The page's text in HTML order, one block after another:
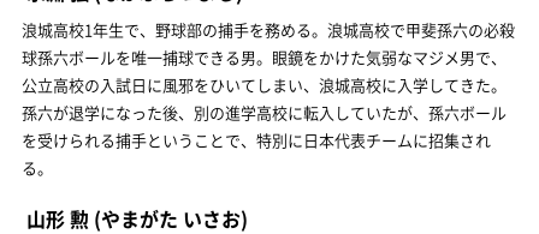
浪城高校1年生で、野球部の捕手を務める。浪城高校で甲斐孫六の必殺
球孫六ボールを唯一捕球できる男。眼鏡をかけた気弱なマジメ男で、
公立高校の入試日に風邪をひいてしまい、浪城高校に入学してきた。
孫六が退学になった後、別の進学高校に転入していたが、孫六ボール
を受けられる捕手ということで、特別に日本代表チームに招集され
る。
山形 勲 (やまがた いさお)